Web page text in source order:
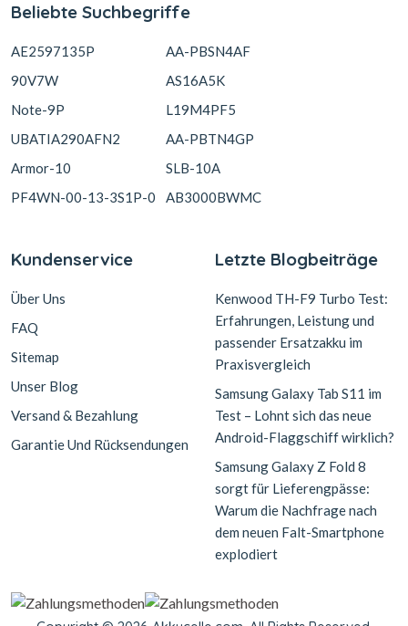
Beliebte Suchbegriffe
AE2597135P
90V7W
Note-9P
UBATIA290AFN2
Armor-10
PF4WN-00-13-3S1P-0
AA-PBSN4AF
AS16A5K
L19M4PF5
AA-PBTN4GP
SLB-10A
AB3000BWMC
Kundenservice
Über Uns
FAQ
Sitemap
Unser Blog
Versand & Bezahlung
Garantie Und Rücksendungen
Letzte Blogbeiträge
Kenwood TH-F9 Turbo Test:
Erfahrungen, Leistung und
passender Ersatzakku im
Praxisvergleich
Samsung Galaxy Tab S11 im
Test – Lohnt sich das neue
Android-Flaggschiff wirklich?
Samsung Galaxy Z Fold 8
sorgt für Lieferengpässe:
Warum die Nachfrage nach
dem neuen Falt-Smartphone
explodiert